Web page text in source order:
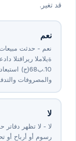
قد تغير.
نعم
نعم - حدثت
داخل المجموعة؛
⁦10⁩.ب⁦86⁩(ج)
والمصروفات
لا
لا - لا تظهر
رسوم أو أرباح أو